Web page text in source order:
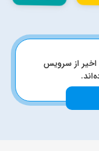
از سرویس